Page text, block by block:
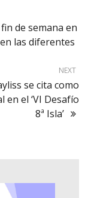
de semana en
las diferentes
NEXT
se cita como
el ‘VI Desafío
8ª Isla’